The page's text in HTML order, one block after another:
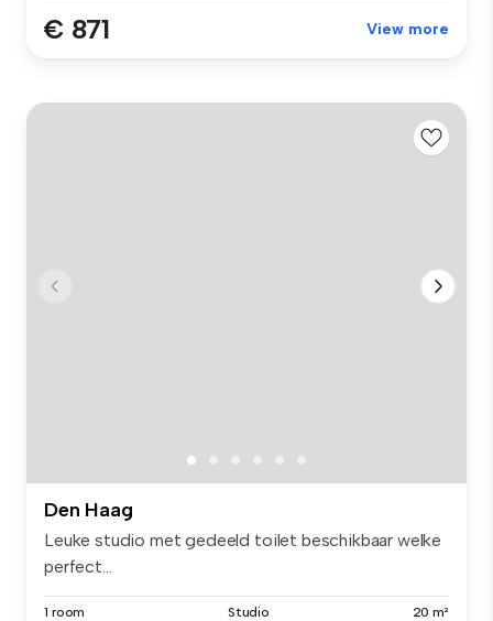
€ 871 View more
Den Haag
Leuke studio met gedeeld toilet beschikbaar welke
perfect...
1 room Studio 20 m²